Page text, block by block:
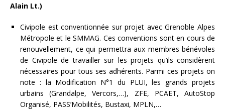
Alain Lt.)
Civipole est conventionnée sur projet avec Grenoble Alpes
Métropole et le SMMAG. Ces conventions sont en cours de
renouvellement, ce qui permettra aux membres bénévoles
de Civipole de travailler sur les projets qu’ils considèrent
nécessaires pour tous ses adhérents. Parmi ces projets on
note : la Modification N°1 du PLUI, les grands projets
urbains (Grandalpe, Vercors,…), ZFE, PCAET, AutoStop
Organisé, PASS’Mobilités, Bustaxi, MPLN,…